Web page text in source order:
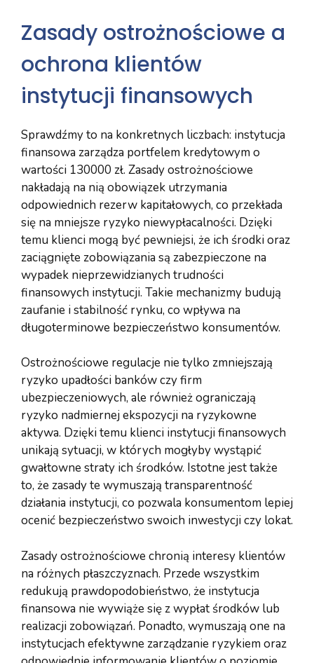
Zasady ostrożnościowe a
ochrona klientów
instytucji finansowych
Sprawdźmy to na konkretnych liczbach: instytucja
finansowa zarządza portfelem kredytowym o
wartości 130000 zł. Zasady ostrożnościowe
nakładają na nią obowiązek utrzymania
odpowiednich rezerw kapitałowych, co przekłada
się na mniejsze ryzyko niewypłacalności. Dzięki
temu klienci mogą być pewniejsi, że ich środki oraz
zaciągnięte zobowiązania są zabezpieczone na
wypadek nieprzewidzianych trudności
finansowych instytucji. Takie mechanizmy budują
zaufanie i stabilność rynku, co wpływa na
długoterminowe bezpieczeństwo konsumentów.
Ostrożnościowe regulacje nie tylko zmniejszają
ryzyko upadłości banków czy firm
ubezpieczeniowych, ale również ograniczają
ryzyko nadmiernej ekspozycji na ryzykowne
aktywa. Dzięki temu klienci instytucji finansowych
unikają sytuacji, w których mogłyby wystąpić
gwałtowne straty ich środków. Istotne jest także
to, że zasady te wymuszają transparentność
działania instytucji, co pozwala konsumentom lepiej
ocenić bezpieczeństwo swoich inwestycji czy lokat.
Zasady ostrożnościowe chronią interesy klientów
na różnych płaszczyznach. Przede wszystkim
redukują prawdopodobieństwo, że instytucja
finansowa nie wywiąże się z wypłat środków lub
realizacji zobowiązań. Ponadto, wymuszają one na
instytucjach efektywne zarządzanie ryzykiem oraz